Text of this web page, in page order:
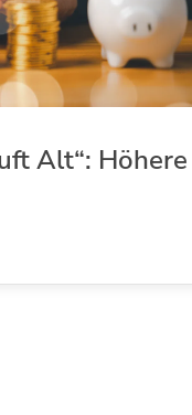
Alt“: Höhere